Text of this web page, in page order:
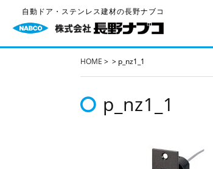
自動ドア・ステンレス建材の長野ナブコ
HOME > > p_nz1_1
p_nz1_1